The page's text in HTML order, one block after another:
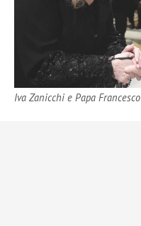
Iva Zanicchi e Papa Francesco